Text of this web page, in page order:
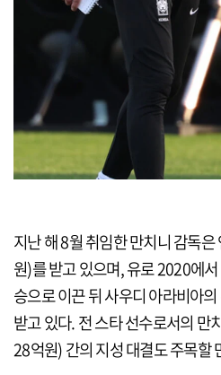
지난 해 8월 취임한 만치니 감독
원)를 받고 있으며, 유로 2020에
승으로 이끈 뒤 사우디 아라비아
받고 있다. 전 스타 선수로서의 만
28억원) 간의 지성 대결도 주목할